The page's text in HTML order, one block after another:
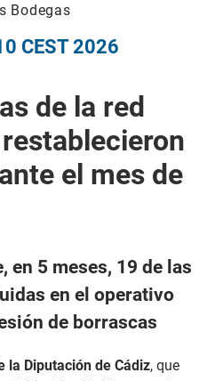
Bodegas
CEST 2026
de la red
el mes de
en 5 meses, 19 de las
en el operativo
de borrascas
la Diputación de Cádiz, que